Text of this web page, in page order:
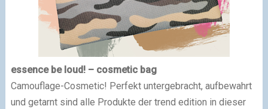
essence be loud! – cosmetic bag
Camouflage-Cosmetic! Perfekt untergebracht, aufbewahrt
und getarnt sind alle Produkte der trend edition in dieser